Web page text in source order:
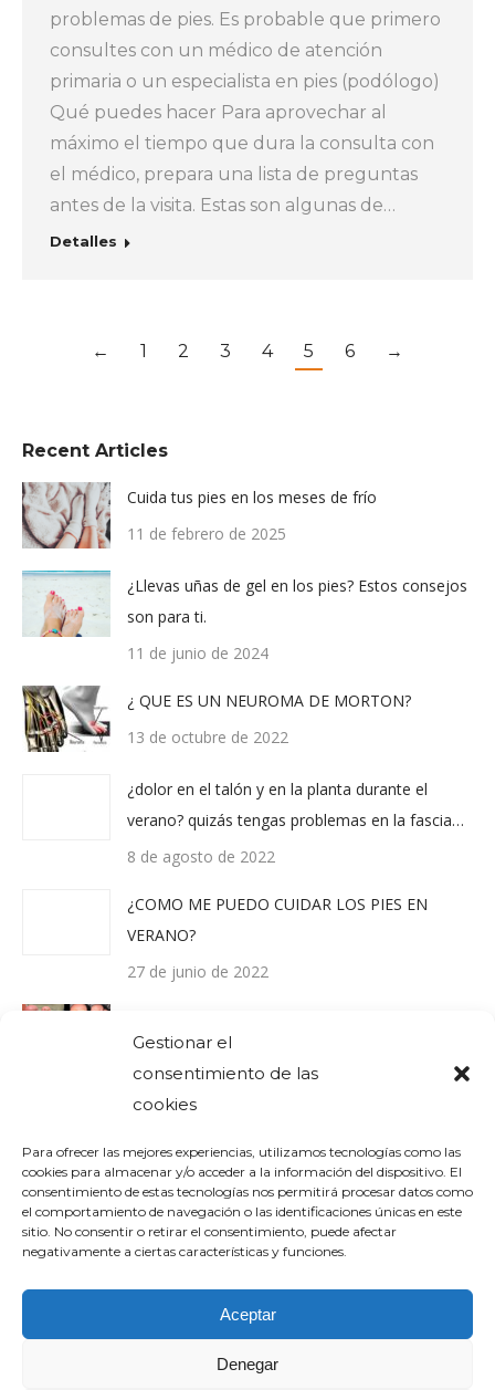
Gestionar el
consentimiento de las
cookies
Para ofrecer las mejores experiencias, utilizamos tecnologías como las
cookies para almacenar y/o acceder a la información del dispositivo. El
consentimiento de estas tecnologías nos permitirá procesar datos como
el comportamiento de navegación o las identificaciones únicas en este
sitio. No consentir o retirar el consentimiento, puede afectar
negativamente a ciertas características y funciones.
Aceptar
Denegar
problemas de pies. Es probable que primero
consultes con un médico de atención
primaria o un especialista en pies (podólogo)
Qué puedes hacer Para aprovechar al
máximo el tiempo que dura la consulta con
el médico, prepara una lista de preguntas
antes de la visita. Estas son algunas de…
Detalles
← 1 2 3 4 5 6 →
Recent Articles
Cuida tus pies en los meses de frío
11 de febrero de 2025
¿Llevas uñas de gel en los pies? Estos consejos
son para ti.
11 de junio de 2024
¿ QUE ES UN NEUROMA DE MORTON?
13 de octubre de 2022
¿dolor en el talón y en la planta durante el
verano? quizás tengas problemas en la fascia…
8 de agosto de 2022
¿COMO ME PUEDO CUIDAR LOS PIES EN
VERANO?
27 de junio de 2022
23 de diciembre de 2021
Comentarios recientes